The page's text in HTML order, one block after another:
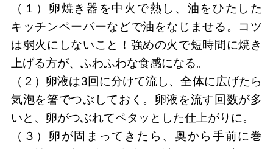
（１）卵焼き器を中火で熱し、油をひたした
キッチンペーパーなどで油をなじませる。コツ
は弱火にしないこと！強めの火で短時間に焼き
上げる方が、ふわふわな食感になる。
（２）卵液は3回に分けて流し、全体に広げたら
気泡を箸でつぶしておく。卵液を流す回数が多
いと、卵がつぶれてペタッとした仕上がりに。
（３）卵が固まってきたら、奥から手前に巻